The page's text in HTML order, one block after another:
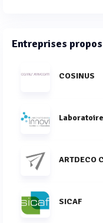
Entreprises
COSINUS
ARTDECO
SICAF